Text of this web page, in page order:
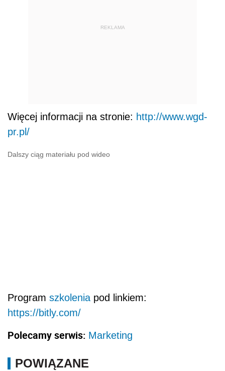
REKLAMA
Więcej informacji na stronie: http://www.wgd-
pr.pl/
Dalszy ciąg materiału pod wideo
Program szkoleniapod linkiem:
https://bitly.com/
Polecamy serwis: Marketing
POWIĄZANE